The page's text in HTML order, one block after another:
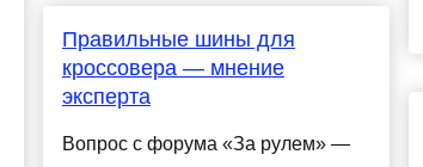
Правильные шины для
кроссовера — мнение
эксперта
Вопрос с форума «За рулем» —